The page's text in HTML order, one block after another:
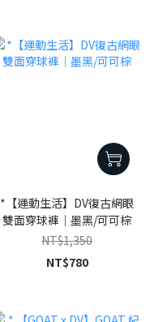
*【運動生活】DV復古網眼
雙面穿球褲｜墨黑/可可棕
NT$1,350
NT$780